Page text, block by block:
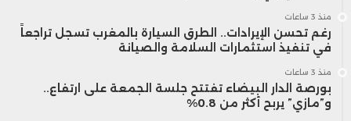
منذ 3 ساعات
رغم تحسن الإيرادات.. الطرق السيارة بالمغرب تسجل تراجعاً
في تنفيذ استثمارات السلامة والصيانة
منذ 3 ساعات
بورصة الدار البيضاء تفتتح جلسة الجمعة على ارتفاع..
و”مازي” يربح أكثر من 0.8%